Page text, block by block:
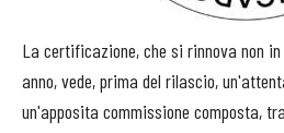
La certificazione, che si rinnova non
anno, vede, prima del rilascio,
un'apposita commissione composta,